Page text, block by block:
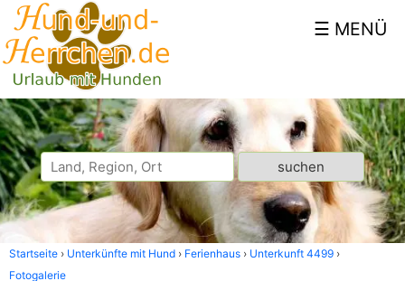
Startseite Unterkünfte mit Hund Ferienhaus
Unterkunft 4499
Fotogalerie